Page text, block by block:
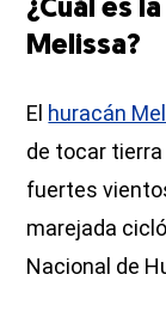
¿Cuál es
Melissa?
El huracán
de tocar
fuertes
marejada
Nacional de